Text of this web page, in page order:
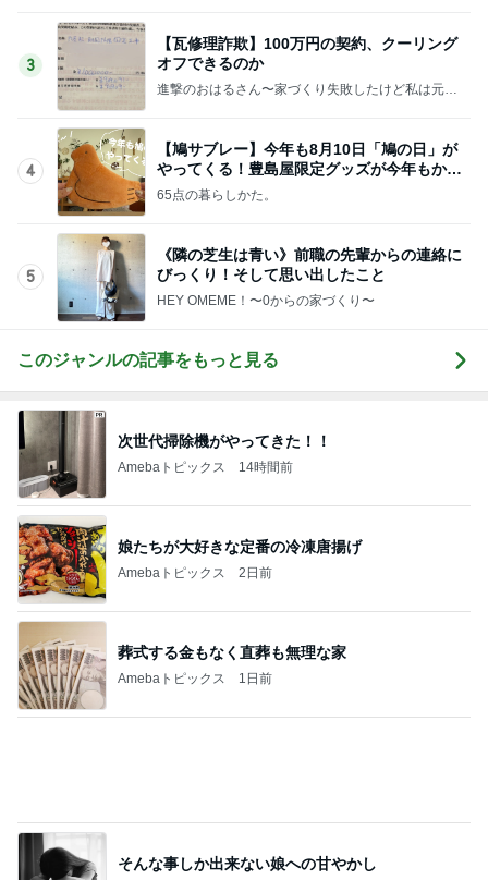
4
【鳩サブレー】今年も8月10日「鳩の日」が
やってくる！豊島屋限定グッズが今年もかわ
いすぎる♡
65点の暮らしかた。
5
《隣の芝生は青い》前職の先輩からの連絡に
びっくり！そして思い出したこと
HEY OMEME！〜0からの家づくり〜
このジャンルの記事をもっと見る
Amebaトピックス 14時間前
娘たちが大好きな定番の冷凍唐揚げ
Amebaトピックス 2日前
葬式する金もなく直葬も無理な家
Amebaトピックス 1日前
だいた 何となく買う事が減り進歩